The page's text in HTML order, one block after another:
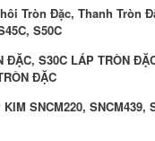
Tròn Đặc, Thanh Tròn
S50C
ĐẶC, S30C LÁP TRÒN
ĐẶC
SNCM220, SNCM439,